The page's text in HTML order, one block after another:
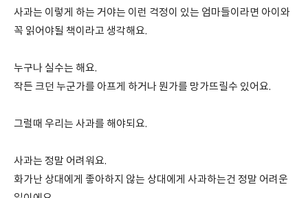
사과는 이렇게 하는 거야는 이런 걱정이 있는 엄마들이라면 아이와
꼭 읽어야될 책이라고 생각해요.
누구나 실수는 해요.
작든 크던 누군가를 아프게 하거나 뭔가를 망가뜨릴수 있어요.
그럴때 우리는 사과를 해야되요.
사과는 정말 어려워요.
화가난 상대에게 좋아하지 않는 상대에게 사과하는건 정말 어려운